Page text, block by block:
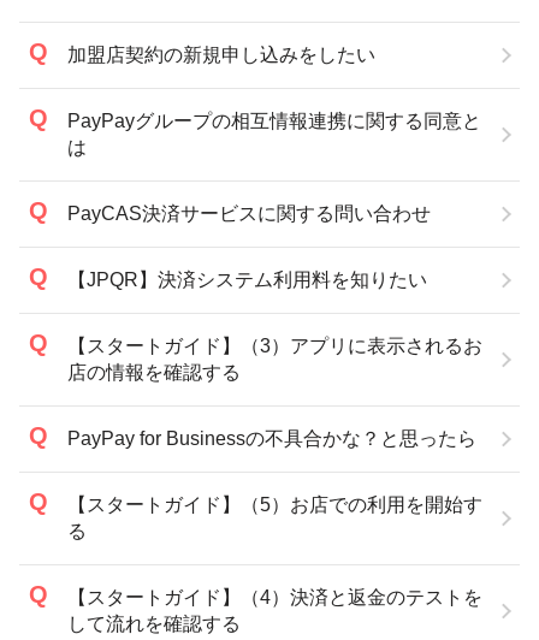
加盟店契約の新規申し込みをしたい
PayPayグループの相互情報連携に関する同意と
は
PayCAS決済サービスに関する問い合わせ
【JPQR】決済システム利用料を知りたい
【スタートガイド】（3）アプリに表示されるお
店の情報を確認する
PayPay for Businessの不具合かな？と思ったら
【スタートガイド】（5）お店での利用を開始す
る
【スタートガイド】（4）決済と返金のテストを
して流れを確認する